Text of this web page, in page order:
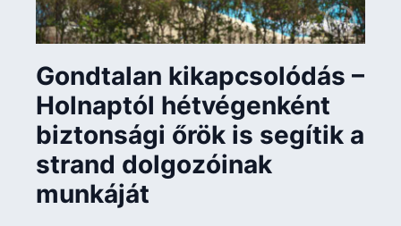
Gondtalan kikapcsolódás –
Holnaptól hétvégenként
biztonsági őrök is segítik a
strand dolgozóinak
munkáját